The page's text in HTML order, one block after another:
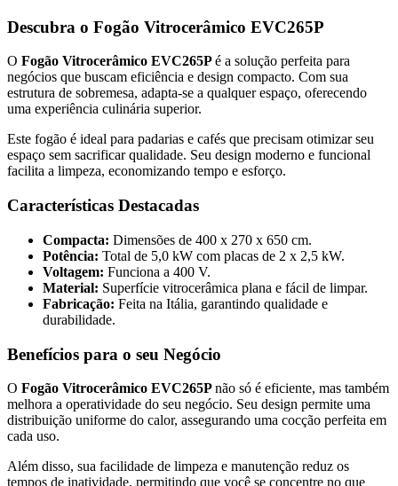
Descubra o Fogão Vitrocerâmico EVC265P
O Fogão Vitrocerâmico EVC265Pé a solução perfeita para
negócios que buscam eficiência e design compacto. Com sua
estrutura de sobremesa, adapta-se a qualquer espaço, oferecendo
uma experiência culinária superior.
Este fogão é ideal para padarias e cafés que precisam otimizar seu
espaço sem sacrificar qualidade. Seu design moderno e funcional
facilita a limpeza, economizando tempo e esforço.
Características Destacadas
Compacta: Dimensões de 400 x 270 x 650 cm.
Potência: Total de 5,0 kW com placas de 2 x 2,5 kW.
Voltagem: Funciona a 400 V.
Material: Superfície vitrocerâmica plana e fácil de limpar.
Fabricação: Feita na Itália, garantindo qualidade e
durabilidade.
Benefícios para o seu Negócio
O Fogão Vitrocerâmico EVC265Pnão só é eficiente, mas também
melhora a operatividade do seu negócio. Seu design permite uma
distribuição uniforme do calor, assegurando uma cocção perfeita em
cada uso.
Além disso, sua facilidade de limpeza e manutenção reduz os
tempos de inatividade, permitindo que você se concentre no que